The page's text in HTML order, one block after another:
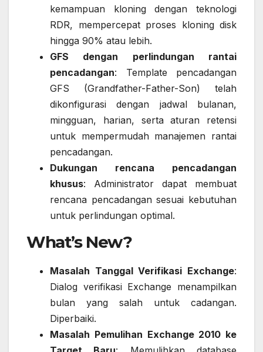
kemampuan kloning dengan teknologi
RDR, mempercepat proses kloning disk
hingga 90% atau lebih.
GFS dengan perlindungan rantai
pencadangan: Template pencadangan
GFS (Grandfather-Father-Son) telah
dikonfigurasi dengan jadwal bulanan,
mingguan, harian, serta aturan retensi
untuk mempermudah manajemen rantai
pencadangan.
Dukungan rencana pencadangan
khusus: Administrator dapat membuat
rencana pencadangan sesuai kebutuhan
untuk perlindungan optimal.
What’s New?
Masalah Tanggal Verifikasi Exchange:
Dialog verifikasi Exchange menampilkan
bulan yang salah untuk cadangan.
Diperbaiki.
Masalah Pemulihan Exchange 2010 ke